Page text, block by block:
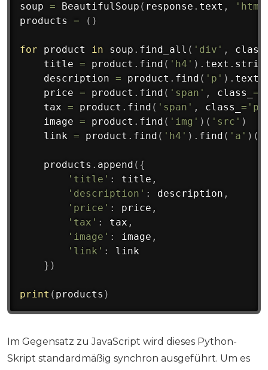
soup = BeautifulSoup ( response . text ,
products = ( )
for product in soup . find_all ( 'div' ,
    title
= product . find ( 'h4' ) . text . strip
    description
= product . find ( 'p' ) . text
    price
= product . find ( 'span' , class_ =
    tax
= product . find ( 'span' , class_ =
    image
= product . find ( 'img' ) ( 'src' )
    link
= product . find ( 'h4' ) . find ( 'a' ) (
    products
. append ( {
'title' : title ,
'description' : description ,
'price' : price ,
'tax' : tax ,
'image' : image ,
'link' :
link
} )
print ( products )
Im Gegensatz zu JavaScript wird dieses Python-
Skript standardmäßig synchron ausgeführt. Um es